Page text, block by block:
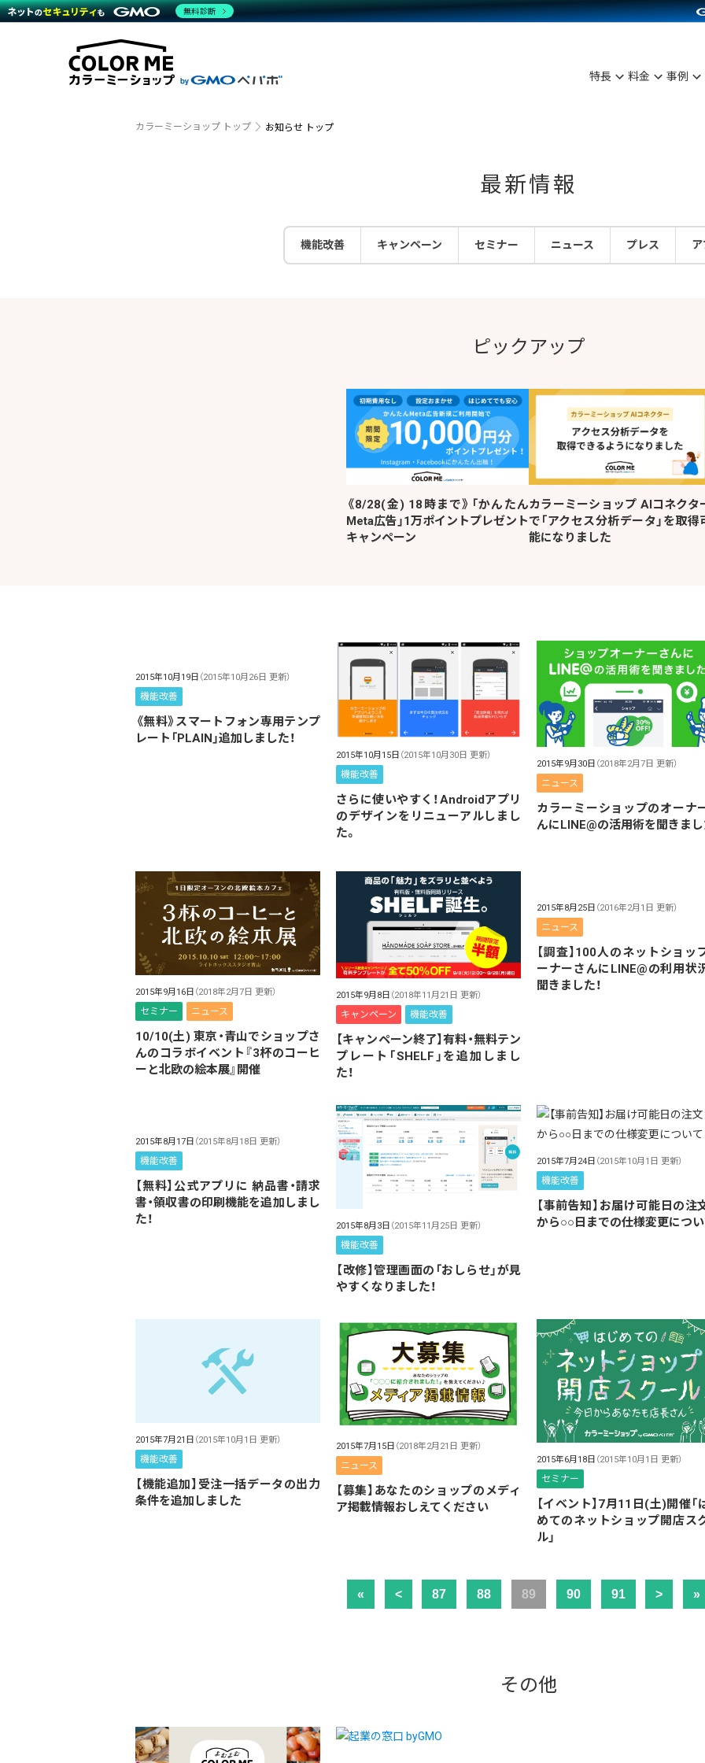
特長 料金 事例
商材一覧を見る
機能一覧を見る
越境EC（海外販売）
売上につながる集客
複数店舗との連携
雑貨販売
料金
プラン・料金一覧を見る
料金シミュレーション
事例
運営サポート
サポート一覧を見る
開発・API連携代行
カラーミーショップ トップ お知らせ トップ
最新情報
機能改善 キャンペーン セミナー ニュース プレス
ピックアップ
《8/28(金) 18時まで》「かんたん
Meta広告」1万ポイントプレゼント
キャンペーン
カラーミーショップ AIコネクタ
で「アクセス分析データ」を取得
能になりました
2015年10月19日 （2015年10月26日 更新）
機能改善
《無料》スマートフォン専用テンプ
レート「PLAIN」追加しました！
2015年10月15日 （2015年10月30日 更新）
機能改善
さらに使いやすく！Androidアプリ
のデザインをリニューアルしまし
た。
2015年9月30日 （2018年2月7日 更新）
ニュース
カラーミーショップのオーナ
んにLINE@の活用術を聞きまし
2015年9月16日 （2018年2月7日 更新）
セミナー ニュース
10/10(土) 東京・青山でショップさ
んのコラボイベント『3杯のコーヒ
ーと北欧の絵本展』開催
2015年9月8日 （2018年11月21日 更新）
キャンペーン 機能改善
【キャンペーン終了】有料・無料テン
プレート「SHELF」を追加しまし
た！
2015年8月25日 （2016年2月1日 更新）
ニュース
【調査】100人のネットショッ
ーナーさんにLINE@の利用状
聞きました！
2015年8月17日 （2015年8月18日 更新）
機能改善
【無料】公式アプリに 納品書・請求
書・領収書の印刷機能を追加しまし
た！
2015年8月3日 （2015年11月25日 更新）
機能改善
【改修】管理画面の「おしらせ」が見
やすくなりました！
2015年7月24日 （2015年10月1日 更新）
機能改善
【事前告知】お届け可能日の注
から○○日までの仕様変更につ
2015年7月21日 （2015年10月1日 更新）
機能改善
【機能追加】受注一括データの出力
条件を追加しました
2015年7月15日 （2018年2月21日 更新）
ニュース
【募集】あなたのショップのメディ
ア掲載情報おしえてください
2015年6月18日 （2015年10月1日 更新）
セミナー
【イベント】7月11日(土)開催「
めてのネットショップ開店ス
ル」
« < 87 88 89 90 91 > »
その他
無料診断